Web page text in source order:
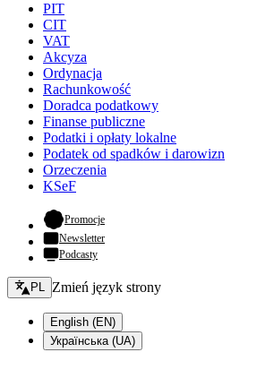
PIT
CIT
VAT
Akcyza
Ordynacja
Rachunkowość
Doradca podatkowy
Finanse publiczne
Podatki i opłaty lokalne
Podatek od spadków i darowizn
Orzeczenia
KSeF
Promocje- otwiera się w nowej karcie
Newsletter
Podcasty
Zmień język - bieżący:
PL Zmień język strony
English (EN)
Українська (UA)